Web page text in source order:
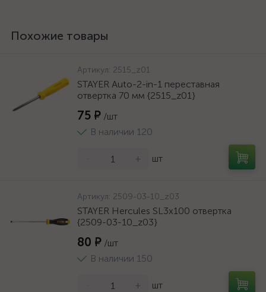
Похожие товары
Артикул: 2515_z01
STAYER Auto-2-in-1 переставная
отвертка 70 мм {2515_z01}
75 ₽ /шт
В наличии 120
+ шт
Артикул: 2509-03-10_z03
STAYER Hercules SL3x100 отвертка
{2509-03-10_z03}
80 ₽ /шт
В наличии 150
+ шт